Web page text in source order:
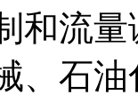
和流
、石